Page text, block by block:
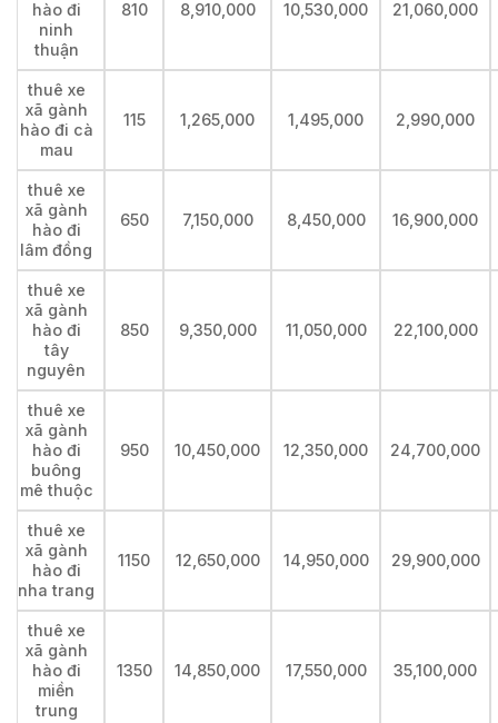
hào đi
ninh
thuận
810 8,910,000 10,530,000 21,060,000
thuê xe
xã gành
hào đi cà
mau
115 1,265,000 1,495,000 2,990,000
thuê xe
xã gành
hào đi
lâm đồng
650 7,150,000 8,450,000 16,900,000
thuê xe
xã gành
hào đi
tây
nguyên
850 9,350,000 11,050,000 22,100,000
thuê xe
xã gành
hào đi
buông
mê thuộc
950 10,450,000 12,350,000 24,700,000
thuê xe
xã gành
hào đi
nha trang
1150 12,650,000 14,950,000 29,900,000
thuê xe
xã gành
hào đi
miền
trung
1350 14,850,000 17,550,000 35,100,000